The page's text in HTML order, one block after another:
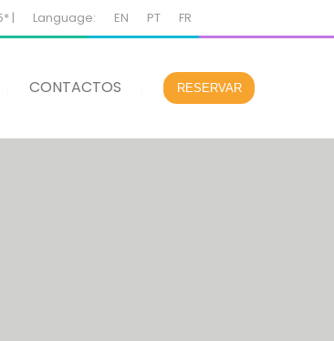
| Language: EN PT FR
CONTACTOS RESERVAR